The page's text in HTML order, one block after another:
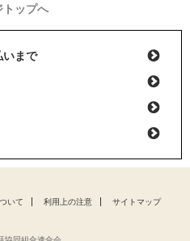
トップへ
いまで
いて 利用上の注意 サイトマップ